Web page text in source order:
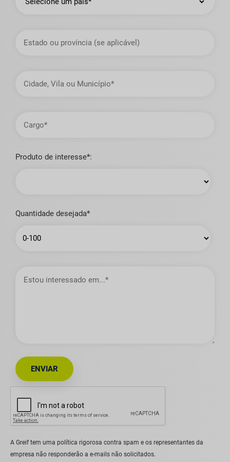
Vila
Produto de interesse*:
Quantidade desejada*
interessado
em…
ENVIAR
A Greif tem uma política rigorosa contra spam e os representantes da
empresa não responderão a e-mails não solicitados.